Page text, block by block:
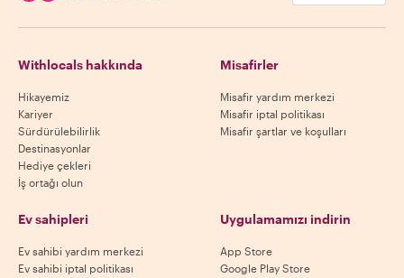
Withlocals hakkında
Hikayemiz
Kariyer
Sürdürülebilirlik
Destinasyonlar
Hediye çekleri
İş ortağı olun
Misafirler
Misafir yardım merkezi
Misafir iptal politikası
Misafir şartlar ve koşulları
Ev sahipleri
Ev sahibi yardım merkezi
Ev sahibi iptal politikası
Uygulamamızı indirin
App Store
Google Play Store